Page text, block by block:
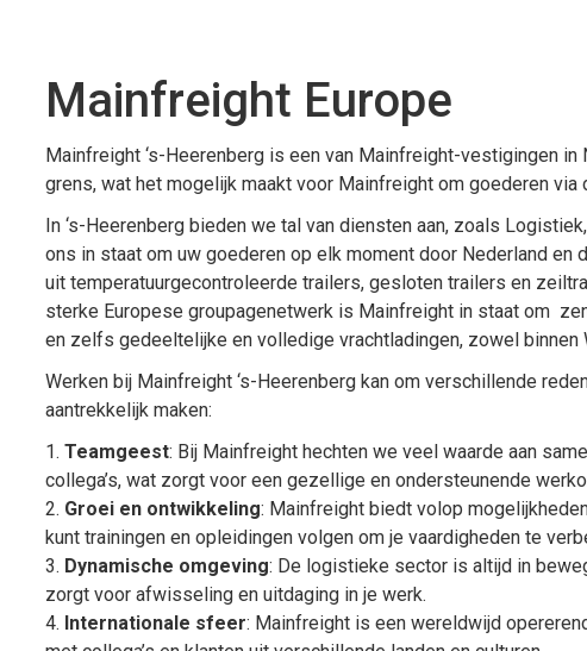
Mainfreight Europe
Mainfreight ‘s-Heerenberg is een van Mainfreight-vestigingen
grens, wat het mogelijk maakt voor Mainfreight om goederen
In ‘s-Heerenberg bieden we tal van diensten aan, zoals
ons in staat om uw goederen op elk moment door Nederland en
uit temperatuurgecontroleerde trailers, gesloten trailers en
sterke Europese groupagenetwerk is Mainfreight in staat om
en zelfs gedeeltelijke en volledige vrachtladingen, zowel binnen
Werken bij Mainfreight ‘s-Heerenberg kan om verschillende
aantrekkelijk maken:
1. Teamgeest: Bij Mainfreight hechten we veel waarde aan
collega’s, wat zorgt voor een gezellige en ondersteunende
2. Groei en ontwikkeling: Mainfreight biedt volop
kunt trainingen en opleidingen volgen om je vaardigheden te
3. Dynamische omgeving: De logistieke sector is altijd in
zorgt voor afwisseling en uitdaging in je werk.
4. Internationale sfeer: Mainfreight is een wereldwijd